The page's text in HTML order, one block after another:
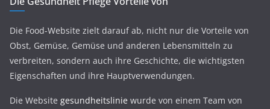
Die Food-Website zielt darauf ab, nicht nur die Vorteile von
Obst, Gemüse, Gemüse und anderen Lebensmitteln zu
verbreiten, sondern auch ihre Geschichte, die wichtigsten
Eigenschaften und ihre Hauptverwendungen.
Die Website gesundheitslinie wurde von einem Team von